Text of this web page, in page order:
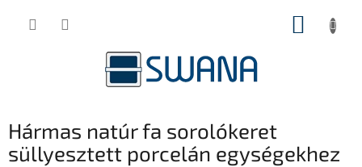
KOSÁR
Hármas natúr fa sorolókeret
süllyesztett porcelán egységekhez